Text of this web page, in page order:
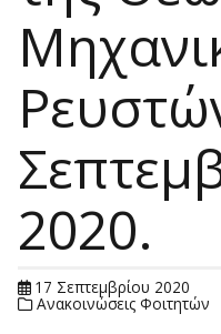
2020.
17 Σεπτεμβρίου 2020
Ανακοινώσεις Φοιτητών